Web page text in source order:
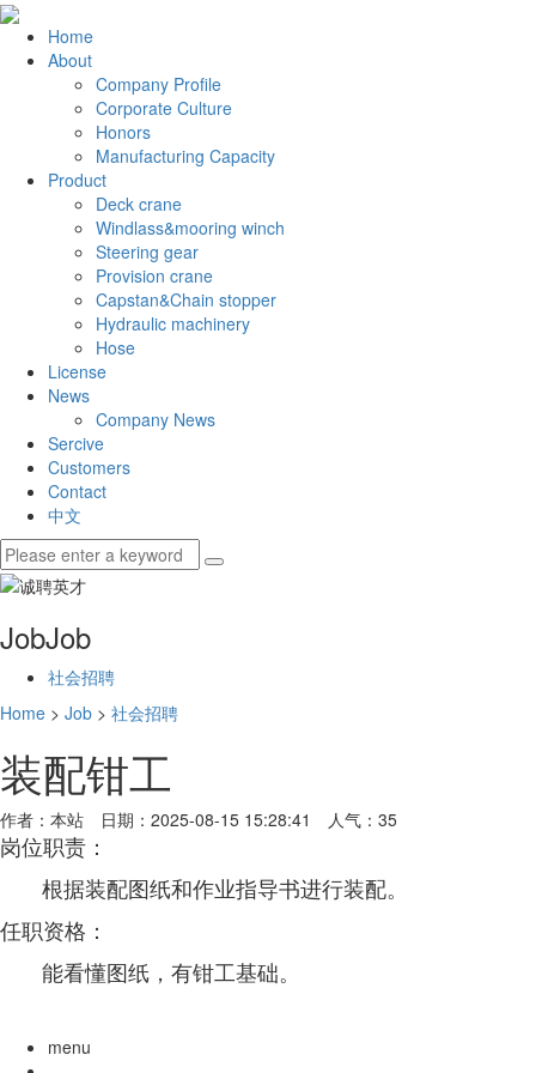
Home
About
Company Profile
Corporate Culture
Honors
Manufacturing Capacity
Product
Deck crane
Windlass&mooring winch
Steering gear
Provision crane
Capstan&Chain stopper
Hydraulic machinery
Hose
License
News
Company News
Sercive
Customers
Contact
中文
JobJob
社会招聘
Home > Job > 社会招聘
装配钳工
作者：本站 日期：2025-08-15 15:28:41 人气： 35
岗位职责：
根据装配图纸和作业指导书进行装配。
任职资格：
能看懂图纸，有钳工基础。
menu